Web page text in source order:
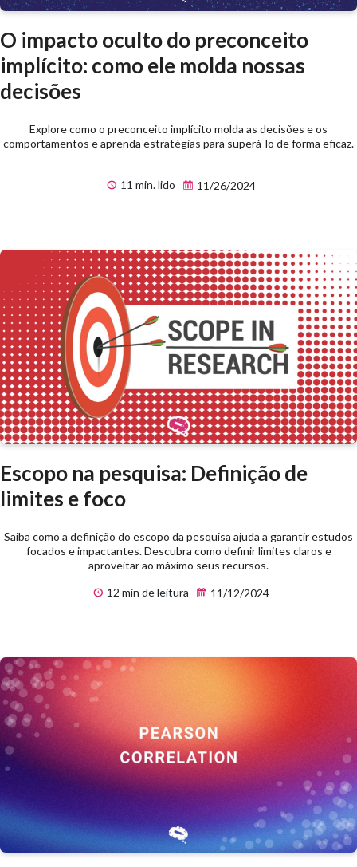
O impacto oculto do preconceito
implícito: como ele molda nossas
decisões
Explore como o preconceito implícito molda as decisões e os
comportamentos e aprenda estratégias para superá-lo de forma eficaz.
11 min. lido 11/26/2024
Escopo na pesquisa: Definição de
limites e foco
Saiba como a definição do escopo da pesquisa ajuda a garantir estudos
focados e impactantes. Descubra como definir limites claros e
aproveitar ao máximo seus recursos.
12 min de leitura
11/12/2024